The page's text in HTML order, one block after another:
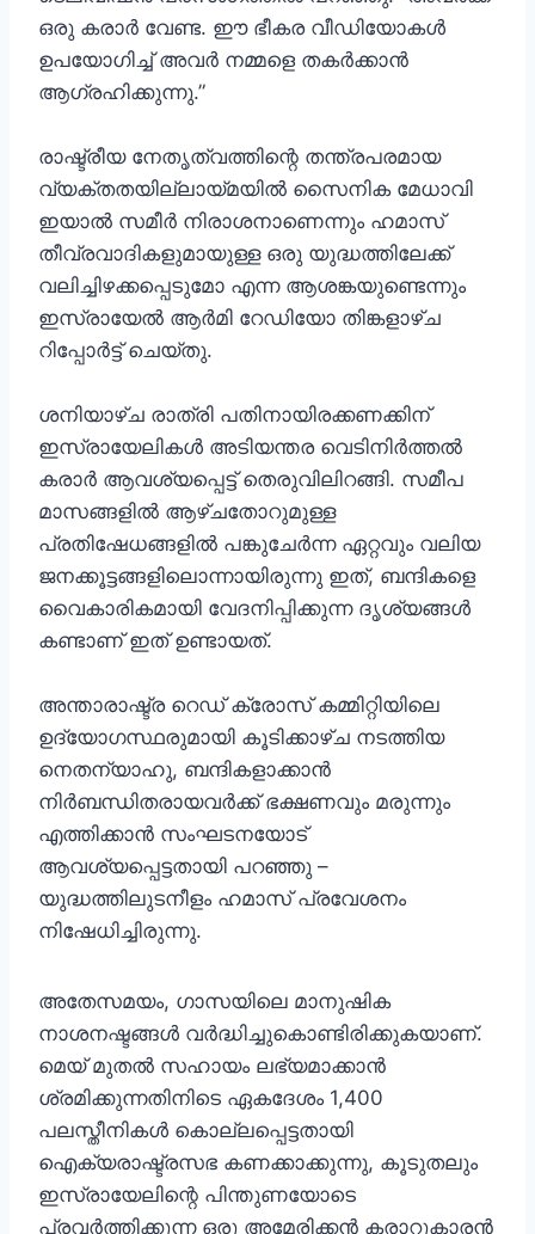
ഒരു കരാർ വേണ്ട. ഈ ഭീകര വീഡിയോകൾ
ഉപയോഗിച്ച് അവർ നമ്മളെ തകർക്കാൻ
ആഗ്രഹിക്കുന്നു.”
രാഷ്ട്രീയ നേതൃത്വത്തിന്റെ തന്ത്രപരമായ
വ്യക്തതയില്ലായ്മയിൽ സൈനിക മേധാവി
ഇയാൽ സമീർ നിരാശനാണെന്നും ഹമാസ്
തീവ്രവാദികളുമായുള്ള ഒരു യുദ്ധത്തിലേക്ക്
വലിച്ചിഴക്കപ്പെടുമോ എന്ന ആശങ്കയുണ്ടെന്നും
ഇസ്രായേൽ ആർമി റേഡിയോ തിങ്കളാഴ്ച
റിപ്പോർട്ട് ചെയ്തു.
ശനിയാഴ്ച രാത്രി പതിനായിരക്കണക്കിന്
ഇസ്രായേലികൾ അടിയന്തര വെടിനിർത്തൽ
കരാർ ആവശ്യപ്പെട്ട് തെരുവിലിറങ്ങി. സമീപ
മാസങ്ങളിൽ ആഴ്ചതോറുമുള്ള
പ്രതിഷേധങ്ങളിൽ പങ്കുചേർന്ന ഏറ്റവും വലിയ
ജനക്കൂട്ടങ്ങളിലൊന്നായിരുന്നു ഇത്, ബന്ദികളെ
വൈകാരികമായി വേദനിപ്പിക്കുന്ന ദൃശ്യങ്ങൾ
കണ്ടാണ് ഇത് ഉണ്ടായത്.
അന്താരാഷ്ട്ര റെഡ് ക്രോസ് കമ്മിറ്റിയിലെ
ഉദ്യോഗസ്ഥരുമായി കൂടിക്കാഴ്ച നടത്തിയ
നെതന്യാഹു, ബന്ദികളാക്കാൻ
നിർബന്ധിതരായവർക്ക് ഭക്ഷണവും മരുന്നും
എത്തിക്കാൻ സംഘടനയോട്
ആവശ്യപ്പെട്ടതായി പറഞ്ഞു –
യുദ്ധത്തിലുടനീളം ഹമാസ് പ്രവേശനം
നിഷേധിച്ചിരുന്നു.
അതേസമയം, ഗാസയിലെ മാനുഷിക
നാശനഷ്ടങ്ങൾ വർദ്ധിച്ചുകൊണ്ടിരിക്കുകയാണ്.
മെയ് മുതൽ സഹായം ലഭ്യമാക്കാൻ
ശ്രമിക്കുന്നതിനിടെ ഏകദേശം 1,400
പലസ്തീനികൾ കൊല്ലപ്പെട്ടതായി
ഐക്യരാഷ്ട്രസഭ കണക്കാക്കുന്നു, കൂടുതലും
ഇസ്രായേലിന്റെ പിന്തുണയോടെ
പ്രവർത്തിക്കുന്ന ഒരു അമേരിക്കൻ കരാറുകാരൻ